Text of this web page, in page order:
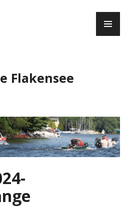
Flakensee